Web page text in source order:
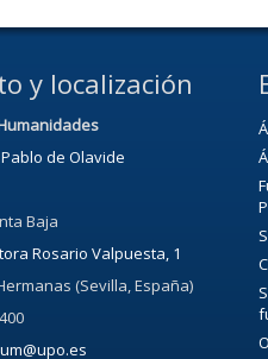
y localización
de Olavide
Baja
Rosario Valpuesta, 1
(Sevilla, España)